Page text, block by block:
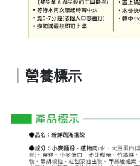
｜營養標示